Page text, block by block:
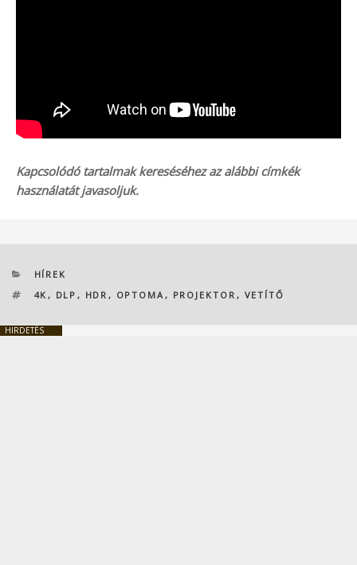
Kapcsolódó tartalmak kereséséhez az alábbi címkék
használatát javasoljuk.
KATEGÓRIÁK
HÍREK
CÍMKÉK
4K , DLP , HDR , OPTOMA, PROJEKTOR , VETÍTŐ
HIRDETÉS